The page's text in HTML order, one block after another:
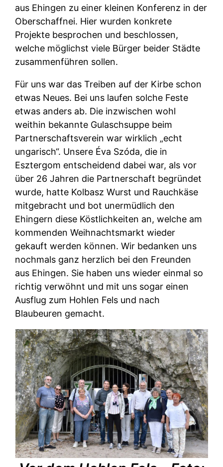
aus Ehingen zu einer kleinen Konferenz in der
Oberschaffnei. Hier wurden konkrete
Projekte besprochen und beschlossen,
welche möglichst viele Bürger beider Städte
zusammenführen sollen.
Für uns war das Treiben auf der Kirbe schon
etwas Neues. Bei uns laufen solche Feste
etwas anders ab. Die inzwischen wohl
weithin bekannte Gulaschsuppe beim
Partnerschaftsverein war wirklich „echt
ungarisch“. Unsere Éva Szóda, die in
Esztergom entscheidend dabei war, als vor
über 26 Jahren die Partnerschaft begründet
wurde, hatte Kolbasz Wurst und Rauchkäse
mitgebracht und bot unermüdlich den
Ehingern diese Köstlichkeiten an, welche am
kommenden Weihnachtsmarkt wieder
gekauft werden können. Wir bedanken uns
nochmals ganz herzlich bei den Freunden
aus Ehingen. Sie haben uns wieder einmal so
richtig verwöhnt und mit uns sogar einen
Ausflug zum Hohlen Fels und nach
Blaubeuren gemacht.